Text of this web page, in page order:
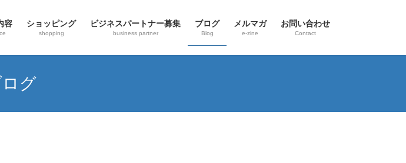
容 ショッピング
shopping
ビジネスパートナー募集
business partner
ブログ
Blog
メルマガ
e-zine
お問い合わせ
Contact
グ